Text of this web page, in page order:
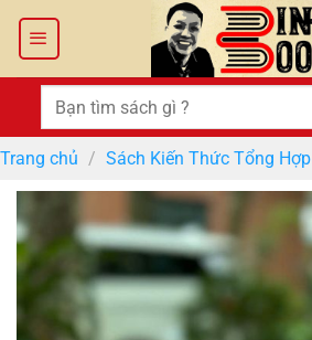
Tìm
kiếm:
Trang chủ / Sách Kiến Thức Tổng Hợp